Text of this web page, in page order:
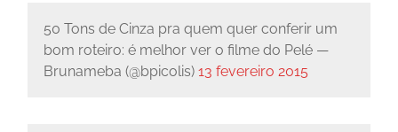
50 Tons de Cinza pra quem quer conferir um
bom roteiro: é melhor ver o filme do Pelé —
Brunameba (@bpicolis) 13 fevereiro 2015